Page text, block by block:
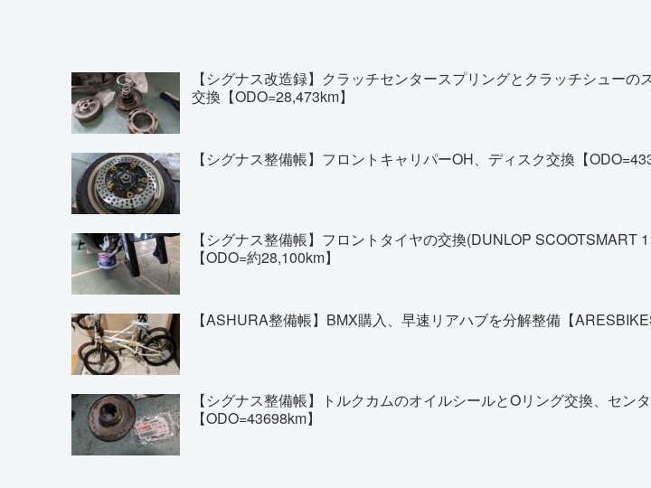
【シグナス改造録】クラッチセンタースプリングとクラッチシューの
交換【ODO=28,473km】
【シグナス整備帳】フロントキャリパーOH、ディスク交換【
【シグナス整備帳】フロントタイヤの交換(DUNLOP SCOOTSMART
【ODO=約28,100km】
【ASHURA整備帳】BMX購入、早速リアハブを分解整備【
【シグナス整備帳】トルクカムのオイルシールとOリング交換、セン
【ODO=43698km】